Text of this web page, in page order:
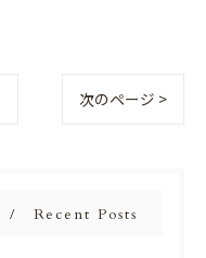
次のページ >
Recent Posts